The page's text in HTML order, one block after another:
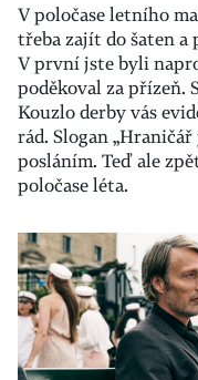
V poločase letního
třeba zajít do šaten
V první jste byli
poděkoval za přízeň.
Kouzlo derby vás
rád. Slogan
posláním. Teď ale
poločase léta.